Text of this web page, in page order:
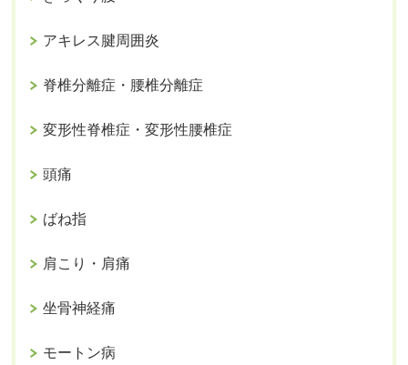
アキレス腱周囲炎
脊椎分離症・腰椎分離症
変形性脊椎症・変形性腰椎症
頭痛
ばね指
肩こり・肩痛
坐骨神経痛
モートン病